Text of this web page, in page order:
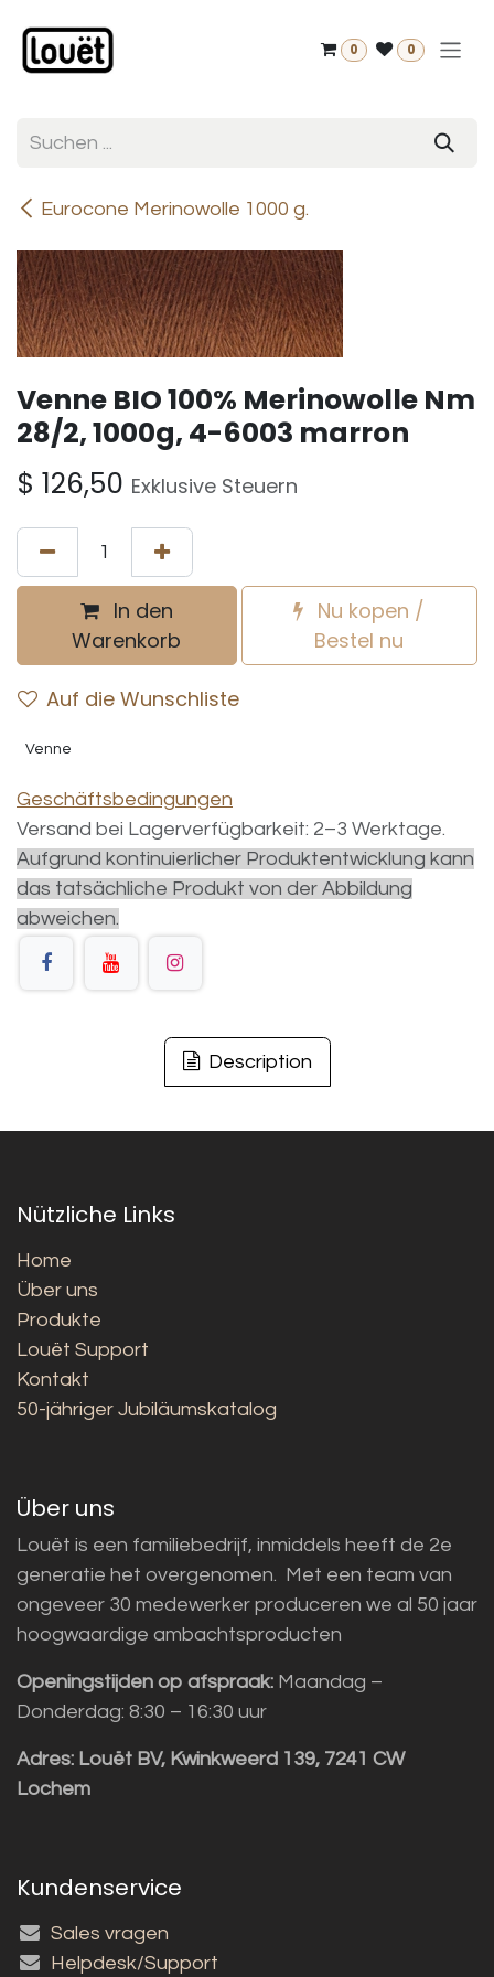
0 0
Eurocone Merinowolle 1000 g.
Venne BIO 100% Merinowolle Nm
28/2, 1000g, 4-6003 marron
$ 126,50 Exklusive Steuern
In den
Warenkorb
Nu kopen /
Bestel nu
Auf die Wunschliste
Venne
Geschäftsbedingungen
Versand bei Lagerverfügbarkeit: 2–3 Werktage.
Aufgrund kontinuierlicher Produktentwicklung kann
das tatsächliche Produkt von der Abbildung
abweichen.
Description
Nützliche Links
Home
Über uns
Produkte
Louët Support
Kontakt
50-jähriger Jubiläumskatalog
Über uns
Louët is een familiebedrijf, inmiddels heeft de 2e
generatie het overgenomen. Met een team van
ongeveer 30 medewerker produceren we al 50 jaar
hoogwaardige ambachtsproducten
Openingstijden op afspraak: Maandag –
Donderdag: 8:30 – 16:30 uur
Adres: Louët BV, Kwinkweerd 139, 7241 CW
Lochem
Kundenservice
Sales vragen
Helpdesk/Support